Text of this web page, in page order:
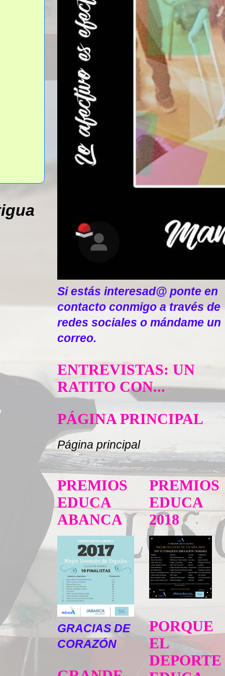
Si estás interesad@ ponte en
contacto conmigo a través de
redes sociales o mándame un
correo.
ENTREVISTAS: UN
RATITO CON...
PÁGINA PRINCIPAL
Página principal
PREMIOS
EDUCA
ABANCA
GRACIAS DE
CORAZÓN
PREMIOS
EDUCA
2018
PORQUE
EL
DEPORTE